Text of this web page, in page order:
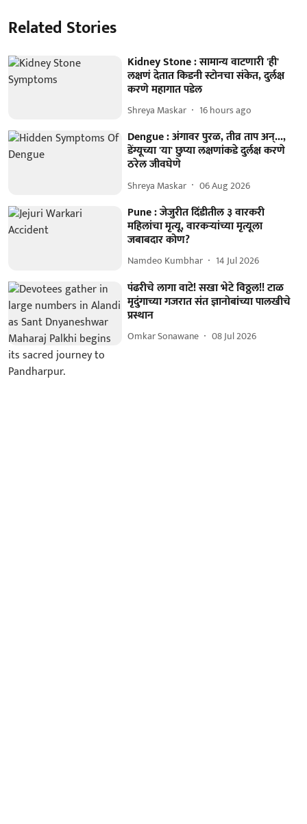
Related Stories
Kidney Stone : सामान्य वाटणारी 'ही'
लक्षणं देतात किडनी स्टोनचा संकेत, दुर्लक्ष
करणे महागात पडेल
Shreya Maskar 16 hours ago
Dengue : अंगावर पुरळ, तीव्र ताप अन्...,
डेंग्यूच्या 'या' छुप्या लक्षणांकडे दुर्लक्ष करणे
ठरेल जीवघेणे
Shreya Maskar 06 Aug 2026
Pune : जेजुरीत दिंडीतील ३ वारकरी
महिलांचा मृत्यू, वारकऱ्यांच्या मृत्यूला
जबाबदार कोण?
Namdeo Kumbhar 14 Jul 2026
पंढरीचे लागा वाटे! सखा भेटे विठ्ठल!! टाळ
मृदुंगाच्या गजरात संत ज्ञानोबांच्या पालखीचे
प्रस्थान
Omkar Sonawane 08 Jul 2026